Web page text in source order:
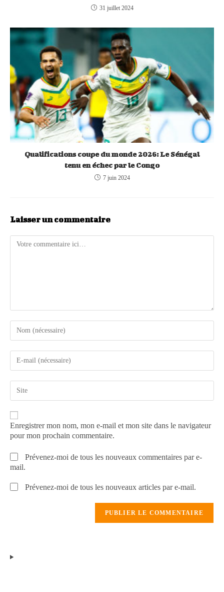
31 juillet 2024
Qualifications coupe du monde 2026: Le Sénégal
tenu en échec par le Congo
7 juin 2024
Laisser un commentaire
Enregistrer mon nom, mon e-mail et mon site dans le navigateur
pour mon prochain commentaire.
Prévenez-moi de tous les nouveaux commentaires par e-
mail.
Prévenez-moi de tous les nouveaux articles par e-mail.